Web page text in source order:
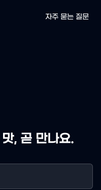
자주 묻는 질문
, 곧 만나요.